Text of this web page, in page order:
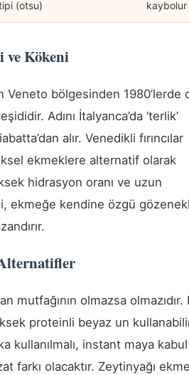
(otsu) kaybolur
ve Kökeni
Veneto bölgesinden 1980’lerde
Adını İtalyanca’da ‘terlik’
alır. Venedikli fırıncılar
ekmeklere alternatif olarak
hidrasyon oranı ve uzun
ekmeğe kendine özgü
mutfağının olmazsa olmazıdır.
proteinli beyaz un
kullanılmalı, instant maya kabul
farkı olacaktır. Zeytinyağı